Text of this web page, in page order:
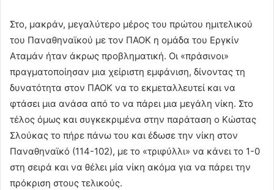
Στο, μακράν, μεγαλύτερο μέρος του πρώτου ημιτελικού
του Παναθηναϊκού με τον ΠΑΟΚ η ομάδα του Εργκίν
Αταμάν ήταν άκρως προβληματική. Οι «πράσινοι»
πραγματοποίησαν μια χείριστη εμφάνιση, δίνοντας τη
δυνατότητα στον ΠΑΟΚ να το εκμεταλλευτεί και να
φτάσει μια ανάσα από το να πάρει μια μεγάλη νίκη. Στο
τέλος όμως και συγκεκριμένα στην παράταση ο Κώστας
Σλούκας το πήρε πάνω του και έδωσε την νίκη στον
Παναθηναϊκό (114-102), με το «τριφύλλι» να κάνει το 1-0
στη σειρά και να θέλει μία νίκη ακόμα για να πάρει την
πρόκριση στους τελικούς.